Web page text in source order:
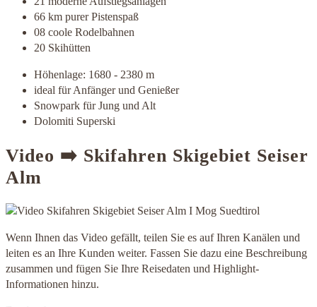
66 km purer Pistenspaß
08 coole Rodelbahnen
20 Skihütten
Höhenlage: 1680 - 2380 m
ideal für Anfänger und Genießer
Snowpark für Jung und Alt
Dolomiti Superski
Video ➡️ Skifahren Skigebiet Seiser
Alm
Wenn Ihnen das Video gefällt, teilen Sie es auf Ihren Kanälen und
leiten es an Ihre Kunden weiter. Fassen Sie dazu eine Beschreibung
zusammen und fügen Sie Ihre Reisedaten und Highlight-
Informationen hinzu.